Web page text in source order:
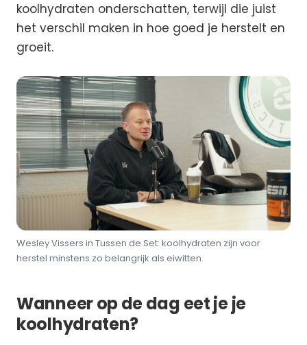
koolhydraten onderschatten, terwijl die juist
het verschil maken in hoe goed je herstelt en
groeit.
Wesley Vissers in Tussen de Set: koolhydraten zijn voor
herstel minstens zo belangrijk als eiwitten.
Wanneer op de dag eet je je
koolhydraten?